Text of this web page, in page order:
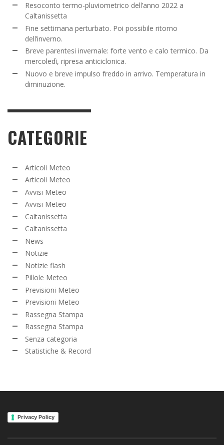
Resoconto termo-pluviometrico dell’anno 2022 a
Caltanissetta
Fine settimana perturbato. Poi possibile ritorno
dell’inverno.
Breve parentesi invernale: forte vento e calo termico. Da
mercoledì, ripresa anticiclonica.
Nuovo e breve impulso freddo in arrivo. Temperatura in
diminuzione.
CATEGORIE
Articoli Meteo
Articoli Meteo
Avvisi Meteo
Avvisi Meteo
Caltanissetta
Caltanissetta
News
Notizie
Notizie flash
Pillole Meteo
Previsioni Meteo
Previsioni Meteo
Rassegna Stampa
Rassegna Stampa
Senza categoria
Statistiche & Record
Privacy Policy